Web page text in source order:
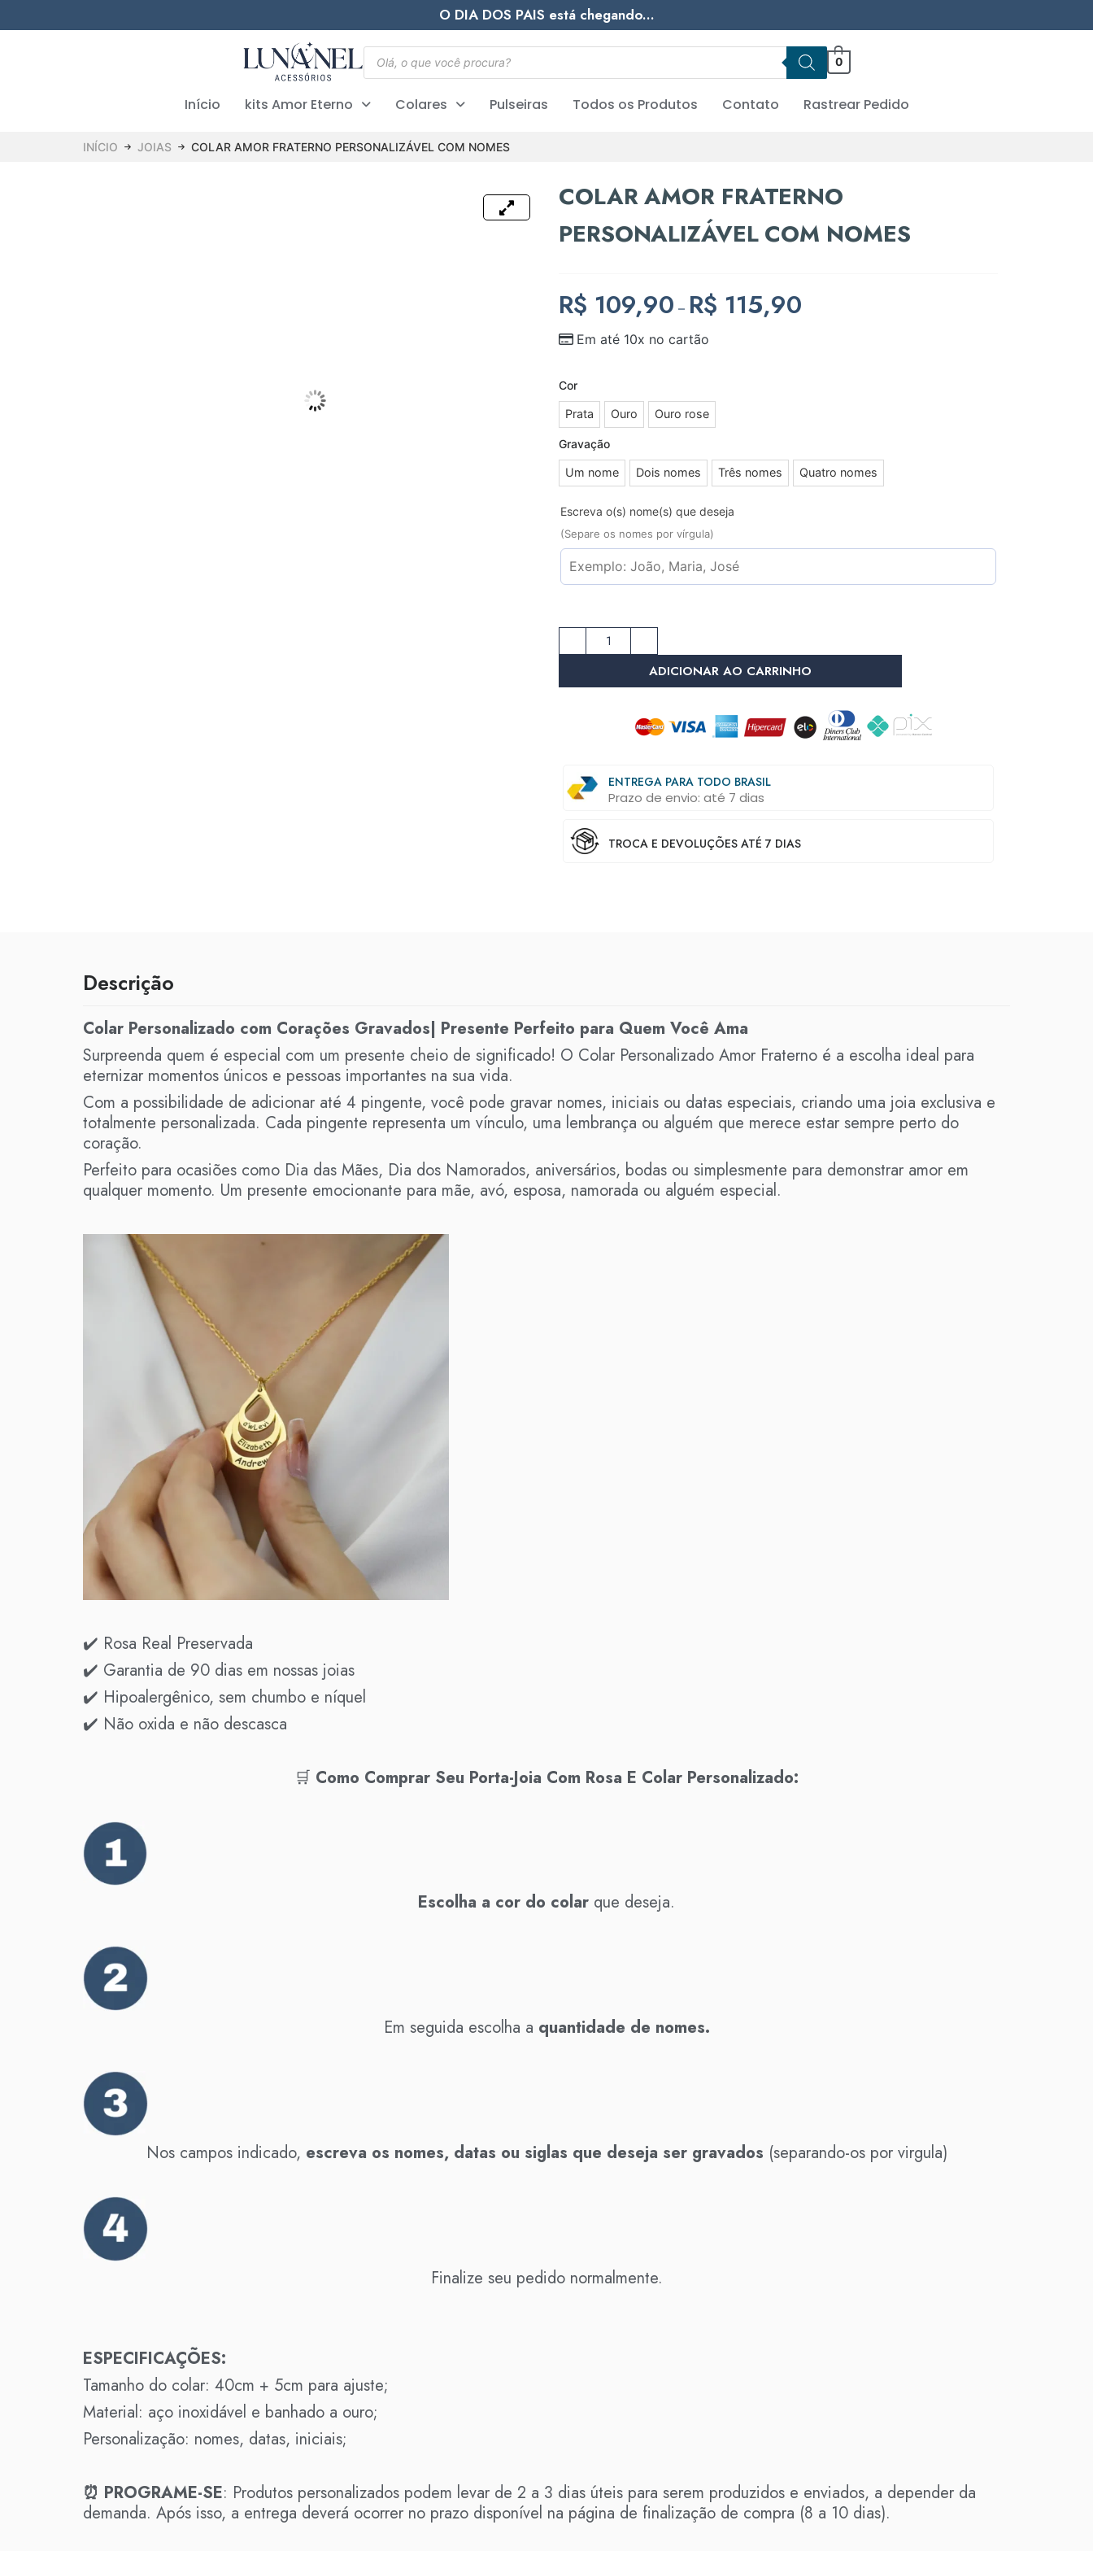
O DIA DOS PAIS está chegando...
0
Início kits Amor Eterno Colares Pulseiras Todos os Produtos Contato Rastrear Pedido
INÍCIO JOIAS COLAR AMOR FRATERNO PERSONALIZÁVEL COM NOMES
COLAR AMOR FRATERNO
PERSONALIZÁVEL COM NOMES
R$ 109,90 – R$ 115,90
Em até 10x no cartão
Cor
Prata Ouro Ouro rose
Gravação
Um nome Dois nomes Três nomes Quatro nomes
Escreva o(s) nome(s) que deseja
(Separe os nomes por vírgula)
ADICIONAR AO CARRINHO
ENTREGA PARA TODO BRASIL
Prazo de envio: até 7 dias
TROCA E DEVOLUÇÕES ATÉ 7 DIAS
Descrição
Colar Personalizado com Corações Gravados| Presente Perfeito para Quem Você Ama
Surpreenda quem é especial com um presente cheio de significado! O Colar Personalizado Amor Fraterno é a escolha ideal para
eternizar momentos únicos e pessoas importantes na sua vida.
Com a possibilidade de adicionar até 4 pingente, você pode gravar nomes, iniciais ou datas especiais, criando uma joia exclusiva e
totalmente personalizada. Cada pingente representa um vínculo, uma lembrança ou alguém que merece estar sempre perto do
coração.
Perfeito para ocasiões como Dia das Mães, Dia dos Namorados, aniversários, bodas ou simplesmente para demonstrar amor em
qualquer momento. Um presente emocionante para mãe, avó, esposa, namorada ou alguém especial.
✔️ Rosa Real Preservada
✔️ Garantia de 90 dias em nossas joias
✔️ Hipoalergênico, sem chumbo e níquel
✔️ Não oxida e não descasca
🛒 Como Comprar Seu Porta-Joia Com Rosa E Colar Personalizado:
Escolha a cor do colar que deseja.
Em seguida escolha a quantidade de nomes.
Nos campos indicado, escreva os nomes, datas ou siglas que deseja ser gravados (separando-os por virgula)
Finalize seu pedido normalmente.
ESPECIFICAÇÕES:
Tamanho do colar: 40cm + 5cm para ajuste;
Material: aço inoxidável e banhado a ouro;
Personalização: nomes, datas, iniciais;
⏰ PROGRAME-SE: Produtos personalizados podem levar de 2 a 3 dias úteis para serem produzidos e enviados, a depender da
demanda. Após isso, a entrega deverá ocorrer no prazo disponível na página de finalização de compra (8 a 10 dias).